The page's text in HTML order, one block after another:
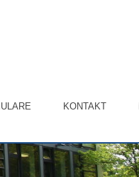
KONTAKT